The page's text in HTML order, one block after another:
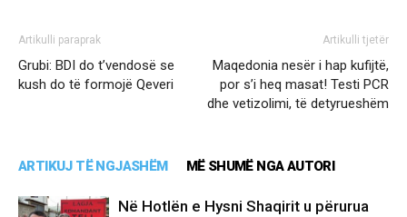
Artikulli paraprak
Grubi: BDI do t’vendosë se
kush do të formojë Qeveri
Artikulli tjetër
Maqedonia nesër i hap kufijtë,
por s’i heq masat! Testi PCR
dhe vetizolimi, të detyrueshëm
ARTIKUJ TË NGJASHËM MË SHUMË NGA AUTORI
Në Hotlën e Hysni Shaqirit u përurua